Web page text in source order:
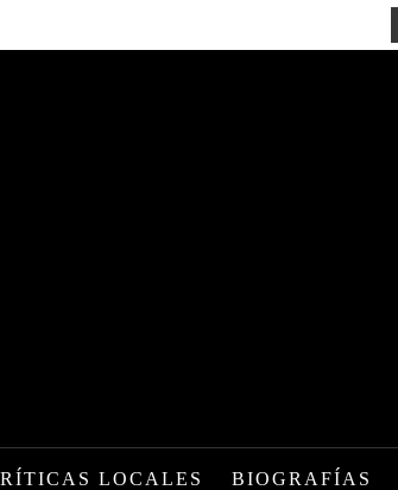
LOCALES BIOGRAFÍAS